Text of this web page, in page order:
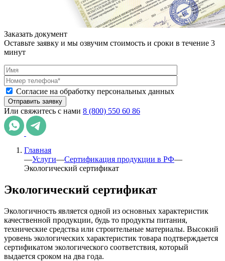
Заказать документ
Оставьте заявку и мы озвучим стоимость и сроки в течение 3
минут
Согласие на обработку персональных данных
Или свяжитесь с нами 8 (800) 550 60 86
Главная
—Услуги—Сертификация продукции в РФ—
Экологический сертификат
Экологический сертификат
Экологичность является одной из основных характеристик
качественной продукции, будь то продукты питания,
технические средства или строительные материалы. Высокий
уровень экологических характеристик товара подтверждается
сертификатом экологического соответствия, который
выдается сроком на два года.